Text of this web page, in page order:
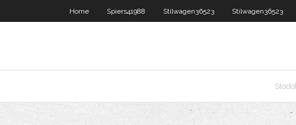
Home Spiers41988 Stilwagen36523 Stilwagen36523